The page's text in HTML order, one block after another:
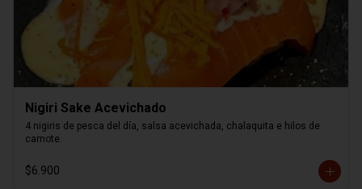
Nigiri Sake Acevichado
4 nigiris de pesca del día, salsa acevichada, chalaquita e hilos de
camote.
$6.900